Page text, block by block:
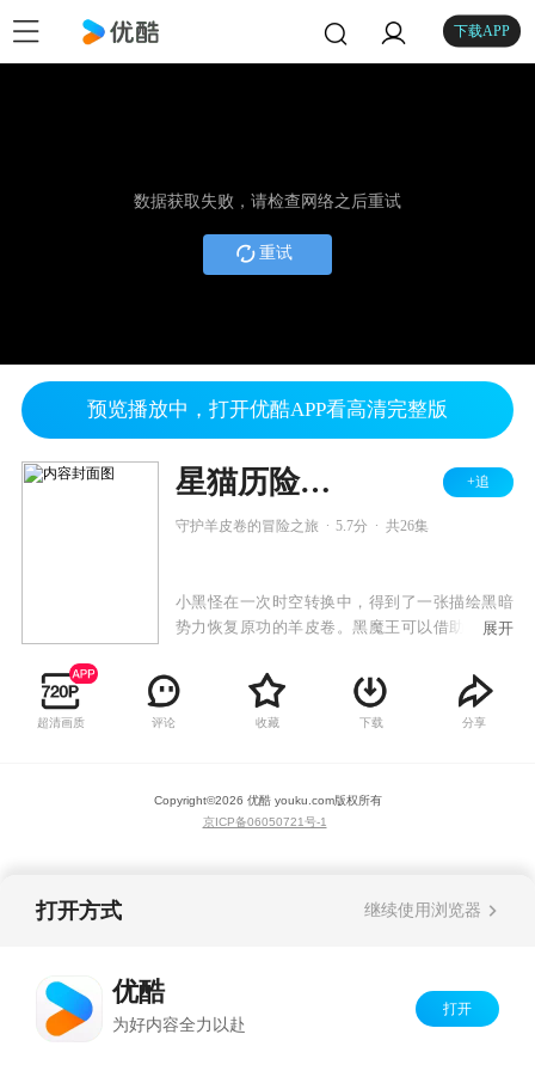
下载APP
数据获取失败，请检查网络之后重试
重试
预览播放中，打开优酷APP看高清完整版
星猫历险记 书法篇 +追
守护羊皮卷的冒险之旅 5.7分 共26集
小黑怪在一次时空转换中，得到了一张描绘黑暗
势力恢复原功的羊皮卷。黑魔王可以借助这张神
特定时空中精神之光并可以占为己有。星猫及12
星座族为了彻底消灭黑魔王独霸世界的野心，经
历一次次时空冒险，将羊皮卷夺得并送回到它原
展开
超清画质 评论 收藏 下载 分享
Copyright©2026 优酷 youku.com版权所有
京ICP备06050721号-1
打开方式 继续使用浏览器
优酷
为好内容全力以赴
打开